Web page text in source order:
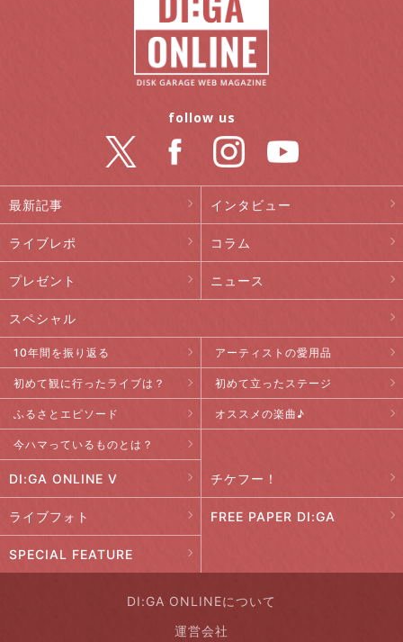
最新記事 インタビュー
ライブレポ コラム
プレゼント ニュース
スペシャル
10年間を振り返る アーティストの愛用品
初めて観に行ったライブは？ 初めて立ったステージ
ふるさとエピソード オススメの楽曲♪
今ハマっているものとは？
DI:GA ONLINE V チケフー！
ライブフォト FREE PAPER DI:GA
SPECIAL FEATURE
follow us
DI:GA ONLINEについて
運営会社